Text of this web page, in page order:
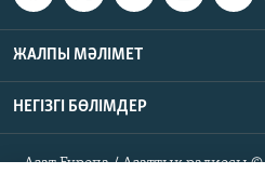
ЖАЛПЫ МӘЛІМЕТ
НЕГІЗГІ БӨЛІМДЕР
Азат Еуропа / Азаттық радиосы